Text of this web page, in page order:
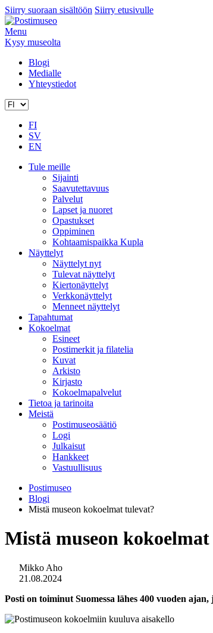
Siirry suoraan sisältöön Siirry etusivulle
Menu
Kysy museolta
Blogi
Medialle
Yhteystiedot
FI
SV
EN
Tule meille
Sijainti
Saavutettavuus
Palvelut
Lapset ja nuoret
Opastukset
Oppiminen
Kohtaamispaikka Kupla
Näyttelyt
Näyttelyt nyt
Tulevat näyttelyt
Kiertonäyttelyt
Verkkonäyttelyt
Menneet näyttelyt
Tapahtumat
Kokoelmat
Esineet
Postimerkit ja filatelia
Kuvat
Arkisto
Kirjasto
Kokoelmapalvelut
Tietoa ja tarinoita
Meistä
Postimuseosäätiö
Logi
Julkaisut
Hankkeet
Vastuullisuus
Postimuseo
Blogi
Mistä museon kokoelmat tulevat?
Mistä museon
Mikko Aho
21.08.2024
Posti on toiminut Suomessa lähes 400 vuoden